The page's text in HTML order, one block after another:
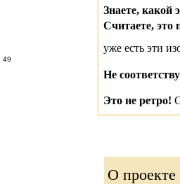
49
Знаете, какой
Считаете, это
уже есть эти
Не
Это не ретро!
О проекте